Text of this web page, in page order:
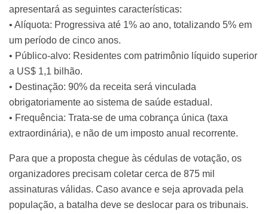
apresentará as seguintes características:
• Alíquota: Progressiva até 1% ao ano, totalizando 5% em
um período de cinco anos.
• Público-alvo: Residentes com patrimônio líquido superior
a US$ 1,1 bilhão.
• Destinação: 90% da receita será vinculada
obrigatoriamente ao sistema de saúde estadual.
• Frequência: Trata-se de uma cobrança única (taxa
extraordinária), e não de um imposto anual recorrente.
Para que a proposta chegue às cédulas de votação, os
organizadores precisam coletar cerca de 875 mil
assinaturas válidas. Caso avance e seja aprovada pela
população, a batalha deve se deslocar para os tribunais.